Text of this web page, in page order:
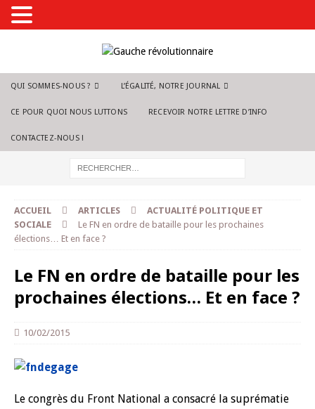
QUI SOMMES-NOUS ? L’ÉGALITÉ, NOTRE JOURNAL
CE POUR QUOI NOUS LUTTONS RECEVOIR NOTRE LETTRE D’INFO
CONTACTEZ-NOUS !
ACCUEIL ARTICLES
ACTUALITÉ POLITIQUE ET
SOCIALE
Le FN en ordre de bataille pour les prochaines
élections… Et en face ?
Le FN en ordre de bataille pour les
prochaines élections… Et en face ?
10/02/2015
Le congrès du Front National a consacré la suprématie